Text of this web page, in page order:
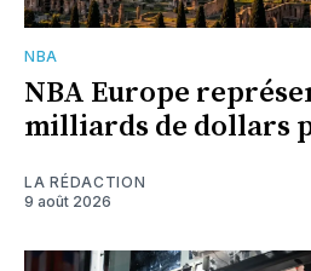
NBA
NBA Europe
milliards de dollars
LA RÉDACTION
9 août 2026